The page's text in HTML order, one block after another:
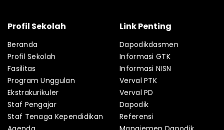
Profil Sekolah
Beranda
Profil Sekolah
Fasilitas
Program Unggulan
Ekstrakurikuler
Staf Pengajar
Staf Tenaga Kependidikan
Link Penting
Dapodikdasmen
Informasi GTK
Informasi NISN
Verval PTK
Verval PD
Dapodik
Referensi